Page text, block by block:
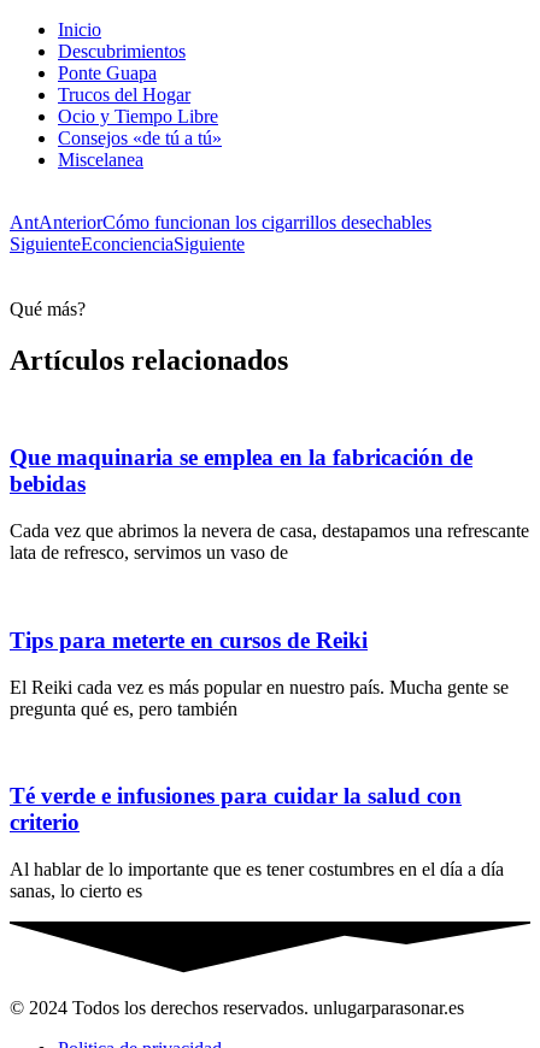
Inicio
Descubrimientos
Ponte Guapa
Trucos del Hogar
Ocio y Tiempo Libre
Consejos «de tú a tú»
Miscelanea
AntAnteriorCómo funcionan los cigarrillos desechables
SiguienteEconcienciaSiguiente
Qué más?
Artículos relacionados
Que maquinaria se emplea en la fabricación de
bebidas
Cada vez que abrimos la nevera de casa, destapamos una refrescante
lata de refresco, servimos un vaso de
Tips para meterte en cursos de Reiki
El Reiki cada vez es más popular en nuestro país. Mucha gente se
pregunta qué es, pero también
Té verde e infusiones para cuidar la salud con
criterio
Al hablar de lo importante que es tener costumbres en el día a día
sanas, lo cierto es
© 2024 Todos los derechos reservados. unlugarparasonar.es